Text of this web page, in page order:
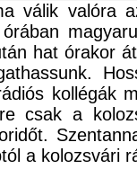
válik valóra
hat órakor
kollégák
csak a
a kolozsvári